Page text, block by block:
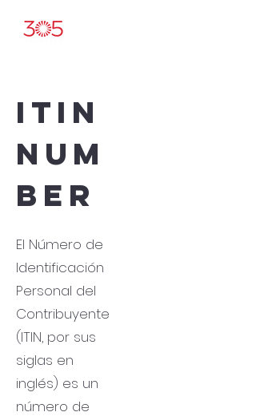
ITIN
NUM
BER
El Número de
Identificación
Personal del
Contribuyente
(ITIN, por sus
siglas en
inglés) es un
número de